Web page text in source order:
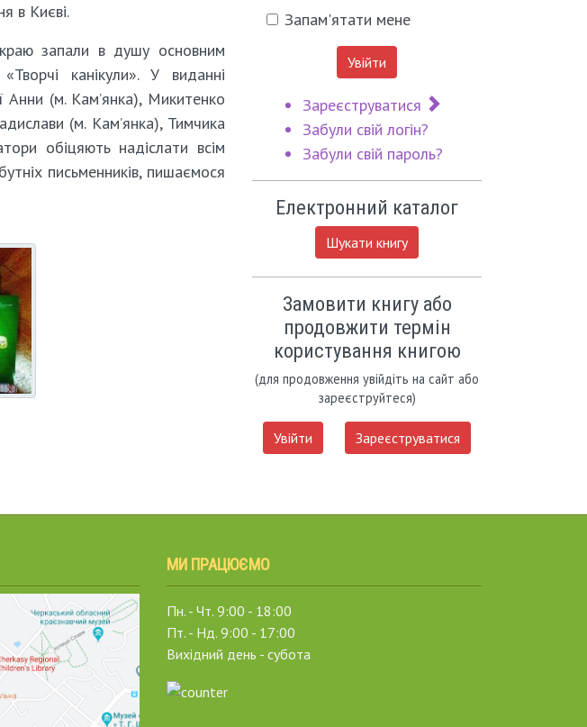
в Києві.
запали в душу основним
канікули». У виданні
Анни (м. Кам’янка), Микитенко
(м. Кам’янка), Тимчика
обіцяють надіслати всім
письменників, пишаємося
Запам'ятати мене
Увійти
Зареєструватися
Забули свій логін?
Забули свій пароль?
Електронний каталог
Шукати книгу
Замовити книгу або
продовжити термін
користування книгою
(для продовження увійдіть на сайт або
зареєструйтеся)
Увійти Зареєструватися
МИ ПРАЦЮЄМО
Пн. - Чт. 9:00 - 18:00
Пт. - Нд. 9:00 - 17:00
Вихідний день - субота